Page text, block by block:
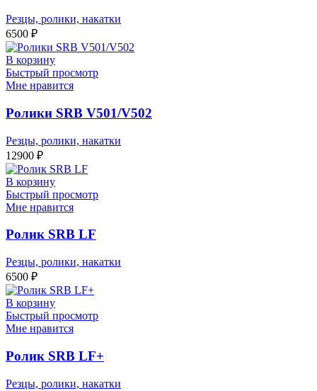
Резцы, ролики, накатки
6500 ₽
В корзину
Быстрый просмотр
Мне нравится
Ролики SRB V501/V502
Резцы, ролики, накатки
12900 ₽
В корзину
Быстрый просмотр
Мне нравится
Ролик SRB LF
Резцы, ролики, накатки
6500 ₽
В корзину
Быстрый просмотр
Мне нравится
Ролик SRB LF+
Резцы, ролики, накатки